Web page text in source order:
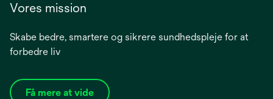
Vores mission
Skabe bedre, smartere og sikrere sundhedspleje for at
forbedre liv
Få mere at vide